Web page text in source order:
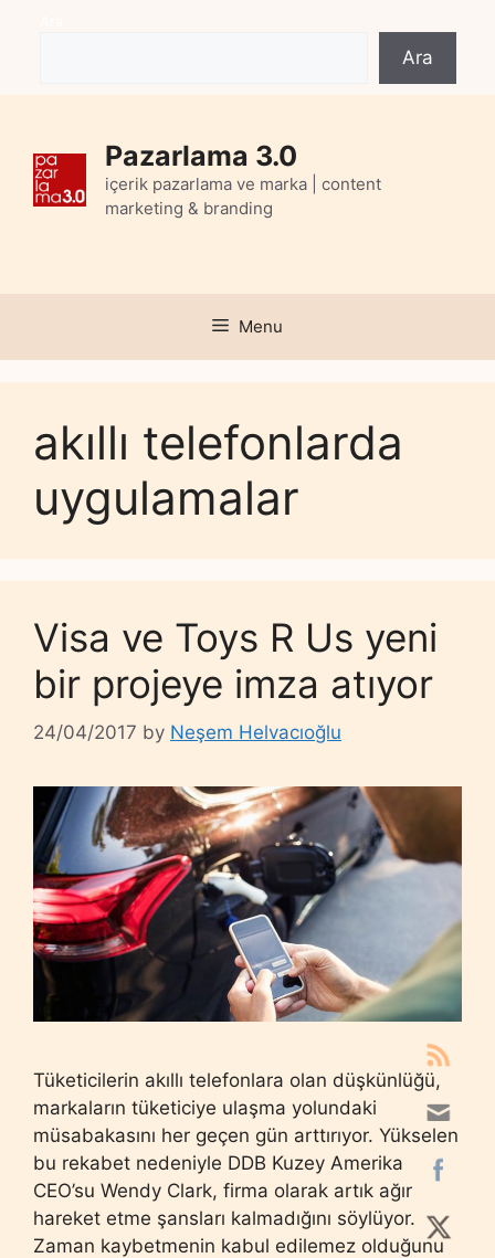
Ara
Pazarlama 3.0
içerik pazarlama ve marka | content
marketing & branding
Menu
akıllı telefonlarda
uygulamalar
Visa ve Toys R Us yeni
bir projeye imza atıyor
24/04/2017 by Neşem Helvacıoğlu
Tüketicilerin akıllı telefonlara olan düşkünlüğü,
markaların tüketiciye ulaşma yolundaki
müsabakasını her geçen gün arttırıyor. Yükselen
bu rekabet nedeniyle DDB Kuzey Amerika
CEO’su Wendy Clark, firma olarak artık ağır
hareket etme şansları kalmadığını söylüyor.
Zaman kaybetmenin kabul edilemez olduğunu